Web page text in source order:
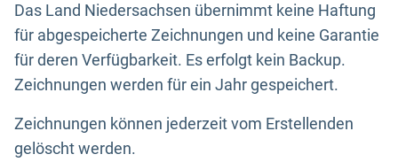
Das Land Niedersachsen übernimmt keine Haftung
für abgespeicherte Zeichnungen und keine Garantie
für deren Verfügbarkeit. Es erfolgt kein Backup.
Zeichnungen werden für ein Jahr gespeichert.
Zeichnungen können jederzeit vom Erstellenden
gelöscht werden.